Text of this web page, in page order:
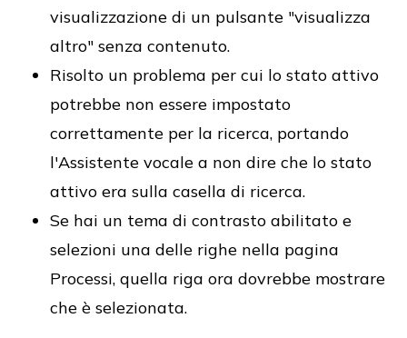
visualizzazione di un pulsante "visualizza
altro" senza contenuto.
Risolto un problema per cui lo stato attivo
potrebbe non essere impostato
correttamente per la ricerca, portando
l'Assistente vocale a non dire che lo stato
attivo era sulla casella di ricerca.
Se hai un tema di contrasto abilitato e
selezioni una delle righe nella pagina
Processi, quella riga ora dovrebbe mostrare
che è selezionata.